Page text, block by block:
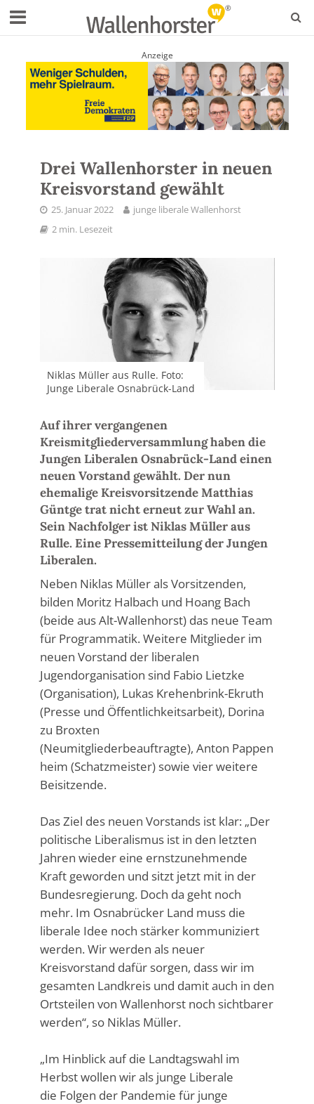
Anzeige
Drei Wallenhorster in neuen
Kreisvorstand gewählt
25. Januar 2022
junge liberale Wallenhorst
2 min. Lesezeit
Niklas Müller aus Rulle. Foto:
Junge Liberale Osnabrück-Land
Auf ihrer vergangenen
Kreismitgliederversammlung haben die
Jungen Liberalen Osnabrück-Land einen
neuen Vorstand gewählt. Der nun
ehemalige Kreisvorsitzende Matthias
Güntge trat nicht erneut zur Wahl an.
Sein Nachfolger ist Niklas Müller aus
Rulle. Eine Pressemitteilung der Jungen
Liberalen.
Neben Niklas Müller als Vorsitzenden,
bilden Moritz Halbach und Hoang Bach
(beide aus Alt-Wallenhorst) das neue Team
für Programmatik. Weitere Mitglieder im
neuen Vorstand der liberalen
Jugendorganisation sind Fabio Lietzke
(Organisation), Lukas Krehenbrink-Ekruth
(Presse und Öffentlichkeitsarbeit), Dorina
zu Broxten
(Neumitgliederbeauftragte), Anton Pappen
heim (Schatzmeister) sowie vier weitere
Beisitzende.
Das Ziel des neuen Vorstands ist klar: „Der
politische Liberalismus ist in den letzten
Jahren wieder eine ernstzunehmende
Kraft geworden und sitzt jetzt mit in der
Bundesregierung. Doch da geht noch
mehr. Im Osnabrücker Land muss die
liberale Idee noch stärker kommuniziert
werden. Wir werden als neuer
Kreisvorstand dafür sorgen, dass wir im
gesamten Landkreis und damit auch in den
Ortsteilen von Wallenhorst noch sichtbarer
werden“, so Niklas Müller.
„Im Hinblick auf die Landtagswahl im
Herbst wollen wir als junge Liberale
die Folgen der Pandemie für junge